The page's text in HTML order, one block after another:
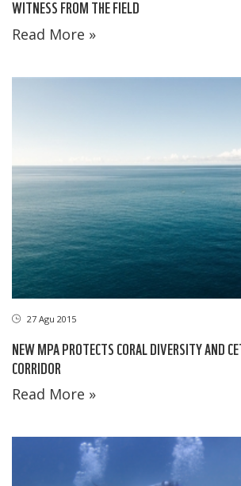
WITNESS FROM THE FIELD
Read More »
27 Agu 2015
NEW MPA PROTECTS CORAL DIVERSITY AND
CORRIDOR
Read More »